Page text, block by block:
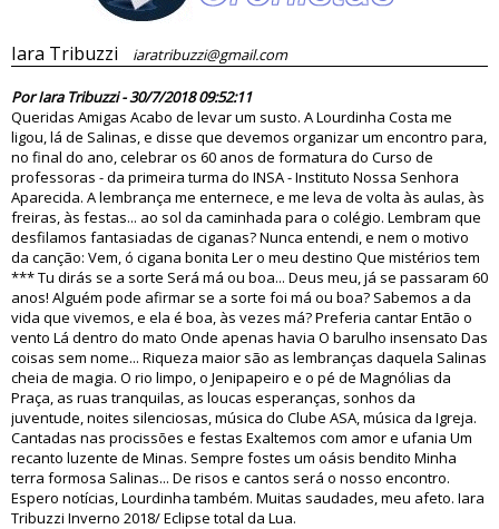
Iara Tribuzzi
iaratribuzzi@gmail.com
Por Iara Tribuzzi - 30/7/2018 09:52:11
Queridas Amigas Acabo de levar um susto. A Lourdinha Costa me
ligou, lá de Salinas, e disse que devemos organizar um encontro para,
no final do ano, celebrar os 60 anos de formatura do Curso de
professoras - da primeira turma do INSA - Instituto Nossa Senhora
Aparecida. A lembrança me enternece, e me leva de volta às aulas, às
freiras, às festas... ao sol da caminhada para o colégio. Lembram que
desfilamos fantasiadas de ciganas? Nunca entendi, e nem o motivo
da canção: Vem, ó cigana bonita Ler o meu destino Que mistérios tem
*** Tu dirás se a sorte Será má ou boa... Deus meu, já se passaram 60
anos! Alguém pode afirmar se a sorte foi má ou boa? Sabemos a da
vida que vivemos, e ela é boa, às vezes má? Preferia cantar Então o
vento Lá dentro do mato Onde apenas havia O barulho insensato Das
coisas sem nome... Riqueza maior são as lembranças daquela Salinas
cheia de magia. O rio limpo, o Jenipapeiro e o pé de Magnólias da
Praça, as ruas tranquilas, as loucas esperanças, sonhos da
juventude, noites silenciosas, música do Clube ASA, música da Igreja.
Cantadas nas procissões e festas Exaltemos com amor e ufania Um
recanto luzente de Minas. Sempre fostes um oásis bendito Minha
terra formosa Salinas... De risos e cantos será o nosso encontro.
Espero notícias, Lourdinha também. Muitas saudades, meu afeto. Iara
Tribuzzi Inverno 2018/ Eclipse total da Lua.